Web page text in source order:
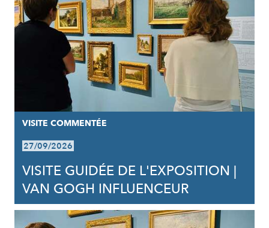
VISITE COMMENTÉE
27/09/2026
VISITE GUIDÉE DE L'EXPOSITION |
VAN GOGH INFLUENCEUR